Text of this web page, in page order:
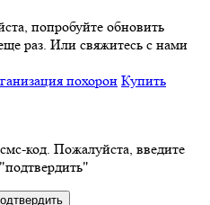
попробуйте обновить
раз. Или свяжитесь с нами
похорон Купить
код. Пожалуйста, введите